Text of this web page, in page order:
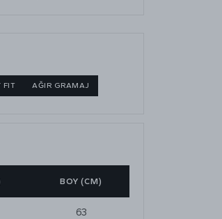
FIT AĞIR GRAMAJ
BOY (CM)
63